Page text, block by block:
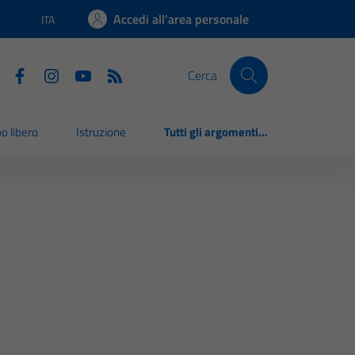
Lingua attiva:
ITA Accedi all'area personale
Cerca
libero Istruzione Tutti gli argomenti...